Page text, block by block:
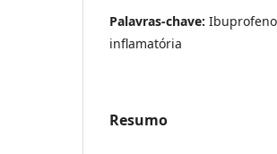
Palavras-chave:
inflamatória
Resumo